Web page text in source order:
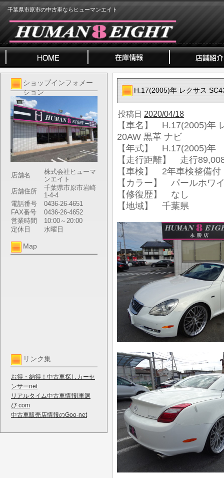
千葉県市原市の中古車ならヒューマンエイト
ショップインフォメー
ション
店舗名
株式会社ヒューマ
ンエイト
店舗住所
千葉県市原市岩崎
1-4-4
電話番号
0436-26-4651
FAX番号
0436-26-4652
営業時間
10:00～20:00
定休日
水曜日
Map
リンク集
お得・納得！中古車探しカーセ
ンサーnet
リアルタイム中古車情報!車選
び.com
中古車販売店情報のGoo-net
H.17(2005)年 レクサス
投稿日 2020/04/18
【車名】 H.17(2005)年
20AW 黒革 ナビ
【年式】 H.17(2005)年
【走行距離】 走行
【車検】 2年車検整備付
【カラー】 パールホワ
【修復歴】 なし
【地域】 千葉県